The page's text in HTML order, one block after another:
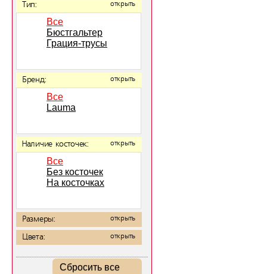
Тип: открыть
Все
Бюстгальтер
Грация-трусы
Бренд: открыть
Все
Lauma
Наличие косточек: открыть
Все
Без косточек
На косточках
Размеры: открыть
Цвета: открыть
Сбросить все